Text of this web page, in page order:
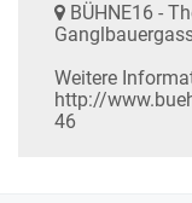
BÜHNE16 -
Weitere
http://
46